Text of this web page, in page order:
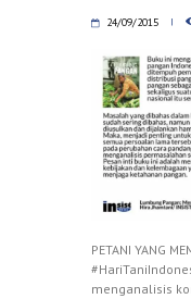
24/09/2015
PETANI YANG
menganalisis